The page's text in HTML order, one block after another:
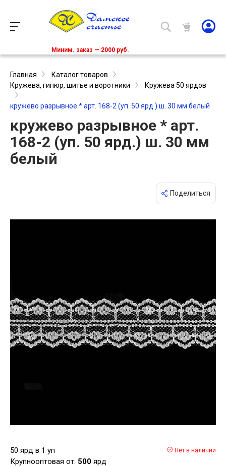
Миним. заказ — 2000 руб.
Главная
Каталог товаров
Кружева, гипюр, шитье и воротники
Кружева 50 ярдов
кружево разрывное * арт. 168-2 (уп. 50 ярд.) ш. 30 мм белый
кружево разрывное * арт.
168-2 (уп. 50 ярд.) ш. 30 мм
белый
Поделиться
50 ярд в 1 уп
Крупнооптовая от: 500 ярд
Нет в наличии